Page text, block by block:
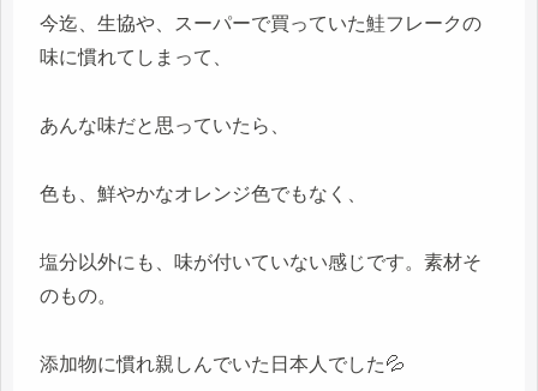
今迄、生協や、スーパーで買っていた鮭フレークの
味に慣れてしまって、
あんな味だと思っていたら、
色も、鮮やかなオレンジ色でもなく、
塩分以外にも、味が付いていない感じです。素材そ
のもの。
添加物に慣れ親しんでいた日本人でした💦